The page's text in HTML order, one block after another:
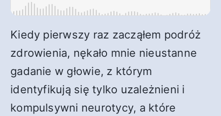
Kiedy pierwszy raz zacząłem podróż
zdrowienia, nękało mnie nieustanne
gadanie w głowie, z którym
identyfikują się tylko uzależnieni i
kompulsywni neurotycy, a które